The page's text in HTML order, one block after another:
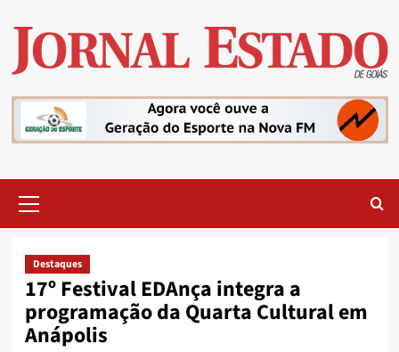
content
Menu
Destaques
17º Festival EDAnça integra a
programação da Quarta Cultural em
Anápolis